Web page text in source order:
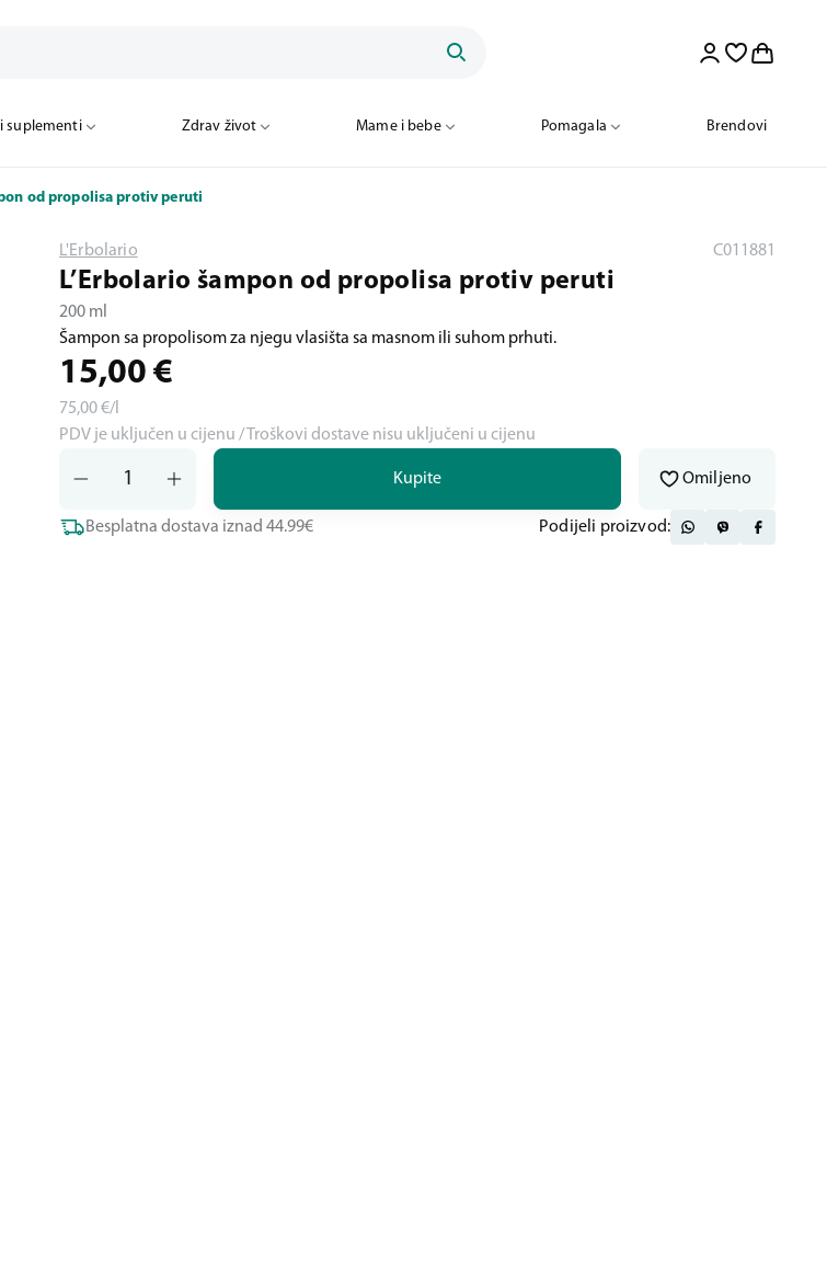
suplementi Zdrav život Mame i bebe Pomagala Brendovi
od propolisa protiv peruti
L'Erbolario C011881
L’Erbolario šampon od propolisa protiv peruti
200 ml
Šampon sa propolisom za njegu vlasišta sa masnom ili suhom prhuti.
15,00 €
75,00€/l
PDV je uključen u cijenu / Troškovi dostave nisu uključeni u cijenu
Kupite Omiljeno
Besplatna dostava iznad 44.99€ Podijeli proizvod: